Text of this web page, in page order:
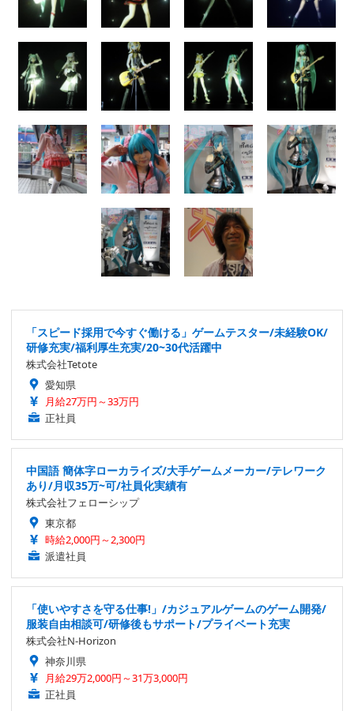
「スピード採用で今すぐ働ける」ゲームテスター/未経験OK/
研修充実/福利厚生充実/20~30代活躍中
株式会社Tetote
愛知県
月給27万円～33万円
正社員
中国語 簡体字ローカライズ/大手ゲームメーカー/テレワーク
あり/月収35万~可/社員化実績有
株式会社フェローシップ
東京都
時給2,000円～2,300円
派遣社員
「使いやすさを守る仕事!」/カジュアルゲームのゲーム開発/
服装自由相談可/研修後もサポート/プライベート充実
株式会社N-Horizon
神奈川県
月給29万2,000円～31万3,000円
正社員